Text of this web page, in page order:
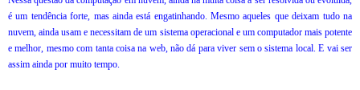
é um tendência forte, mas ainda está engatinhando. Mesmo aqueles que deixam tudo na
nuvem, ainda usam e necessitam de um sistema operacional e um computador mais potente
e melhor, mesmo com tanta coisa na web, não dá para viver sem o sistema local. E vai ser
assim ainda por muito tempo.